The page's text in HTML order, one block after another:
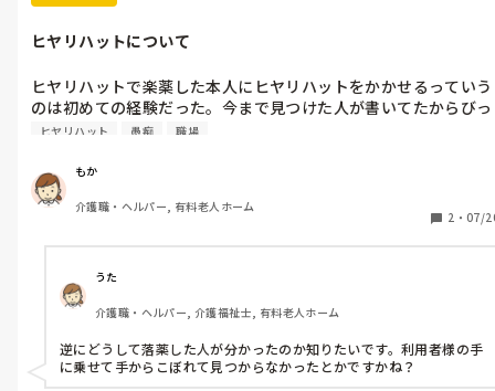
はなりますね。みんな最初から参加してくれた方が楽ですね。
ヒヤリハットについて
ヒヤリハットで楽薬した本人にヒヤリハットをかかせるっていう
のは初めての経験だった。今まで見つけた人が書いてたからびっ
くり。
ヒヤリハット 愚痴 職場
もか
介護職・ヘルパー, 有料老人ホーム
2 ・ 07/
うた
介護職・ヘルパー, 介護福祉士, 有料老人ホーム
逆にどうして落薬した人が分かったのか知りたいです。利用者様の手
に乗せて手からこぼれて見つからなかったとかですかね？